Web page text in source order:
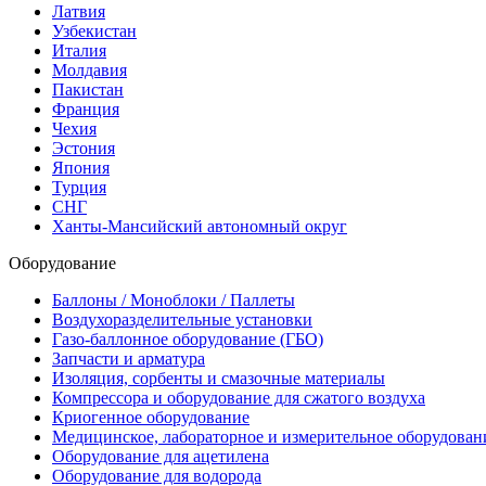
Латвия
Узбекистан
Италия
Молдавия
Пакистан
Франция
Чехия
Эстония
Япония
Турция
СНГ
Ханты-Мансийский автономный округ
Оборудование
Баллоны / Моноблоки / Паллеты
Воздухоразделительные установки
Газо-баллонное оборудование (ГБО)
Запчасти и арматура
Изоляция, сорбенты и смазочные материалы
Компрессора и оборудование для сжатого воздуха
Криогенное оборудование
Медицинское, лабораторное и измерительное
Оборудование для ацетилена
Оборудование для водорода